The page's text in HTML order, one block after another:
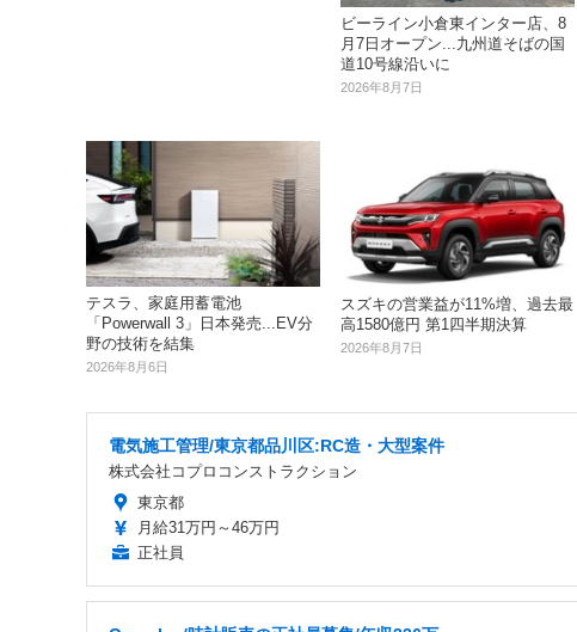
ビーライン小倉東インター店、8
月7日オープン...九州道そばの国
道10号線沿いに
2026年8月7日
テスラ、家庭用蓄電池
「Powerwall 3」日本発売...EV分
野の技術を結集
2026年8月6日
スズキの営業益が11%増、過去最
高1580億円 第1四半期決算
2026年8月7日
電気施工管理/東京都品川区:RC造・大型案件
株式会社コプロコンストラクション
東京都
月給31万円～46万円
正社員